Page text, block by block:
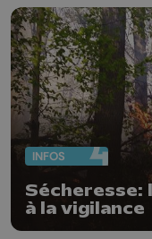
INFOS
à la vigilance